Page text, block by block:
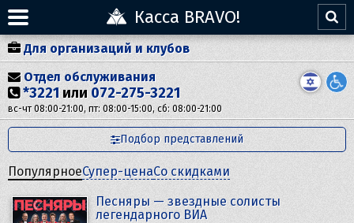
Касса BRAVO!
Для организаций и клубов
Отдел обслуживания
*3221 или 072-275-3221
вс-чт 08:00-21:00, пт: 08:00-15:00, сб: 08:00-21:00
Подбор представлений
ПопулярноеСупер-ценаСо скидками
Песняры — звездные солисты
легендарного ВИА